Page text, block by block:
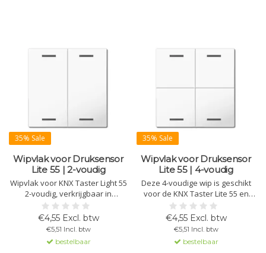
35% Sale
Wipvlak voor Druksensor
Lite 55 | 2-voudig
Wipvlak voor KNX Taster Light 55
2-voudig, verkrijgbaar in
verschillende afwerkingen en
symbolen. Ideaal als
vervangend onderdeel of voor
het wijzigen van functies.
€4,55 Excl. btw
€5,51 Incl. btw
bestelbaar
35% Sale
Wipvlak voor Druksensor
Lite 55 | 4-voudig
Deze 4-voudige wip is geschikt
voor de KNX Taster Lite 55 en
biedt een neutrale,
hoogwaardige afwerking. Te
gebruiken als vervangende wip
of om functiesymbolen aan te
passen bij wijzigingen.
€4,55 Excl. btw
€5,51 Incl. btw
bestelbaar